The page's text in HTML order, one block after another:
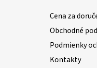
Cena za
Obchodné
Podmienky
Kontakty